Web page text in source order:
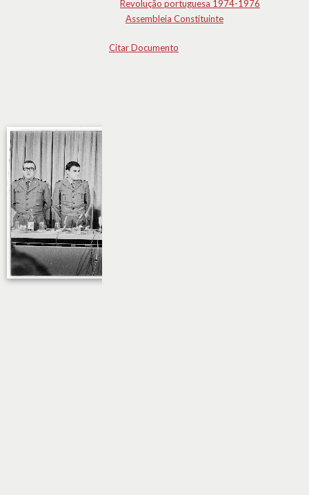
Revolução portuguesa 1974-1976
Assembleia Constituinte
Citar Documento